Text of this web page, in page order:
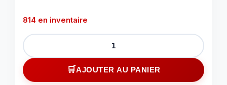
814 en inventaire
quantité
de
Fusible
thermique
AJOUTER AU PANIER